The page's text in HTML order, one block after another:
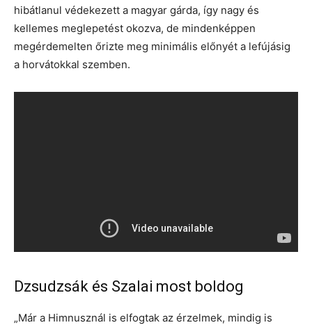
hibátlanul védekezett a magyar gárda, így nagy és
kellemes meglepetést okozva, de mindenképpen
megérdemelten őrizte meg minimális előnyét a lefújásig
a horvátokkal szemben.
Dzsudzsák és Szalai most boldog
„Már a Himnusznál is elfogtak az érzelmek, mindig is